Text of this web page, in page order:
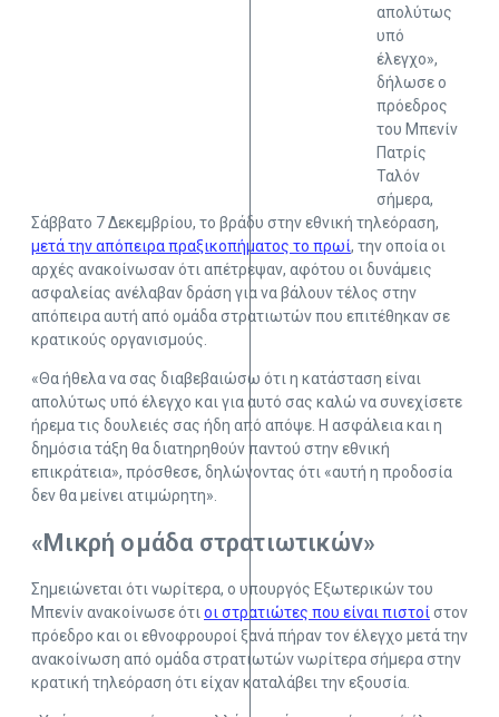
απολύτως
υπό
έλεγχο»,
δήλωσε ο
πρόεδρος
του Μπενίν
Πατρίς
Ταλόν
σήμερα,
Σάββατο 7 Δεκεμβρίου, το βράδυ στην εθνική τηλεόραση,
μετά την απόπειρα πραξικοπήματος το πρωί, την οποία οι
αρχές ανακοίνωσαν ότι απέτρεψαν, αφότου οι δυνάμεις
ασφαλείας ανέλαβαν δράση για να βάλουν τέλος στην
απόπειρα αυτή από ομάδα στρατιωτών που επιτέθηκαν σε
κρατικούς οργανισμούς.
«Θα ήθελα να σας διαβεβαιώσω ότι η κατάσταση είναι
απολύτως υπό έλεγχο και για αυτό σας καλώ να συνεχίσετε
ήρεμα τις δουλειές σας ήδη από απόψε. Η ασφάλεια και η
δημόσια τάξη θα διατηρηθούν παντού στην εθνική
επικράτεια», πρόσθεσε, δηλώνοντας ότι «αυτή η προδοσία
δεν θα μείνει ατιμώρητη».
«Μικρή ομάδα στρατιωτικών»
Σημειώνεται ότι νωρίτερα, ο υπουργός Εξωτερικών του
Μπενίν ανακοίνωσε ότι οι στρατιώτες που είναι πιστοί στον
πρόεδρο και οι εθνοφρουροί ξανά πήραν τον έλεγχο μετά την
ανακοίνωση από ομάδα στρατιωτών νωρίτερα σήμερα στην
κρατική τηλεόραση ότι είχαν καταλάβει την εξουσία.